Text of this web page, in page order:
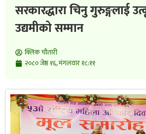
सरकारद्धारा चिनु गुरुङ्गलाई
उद्यमीको सम्मान
क्लिक चाैतारी
२०८० जेष्ठ १६, मंगलवार १८:११